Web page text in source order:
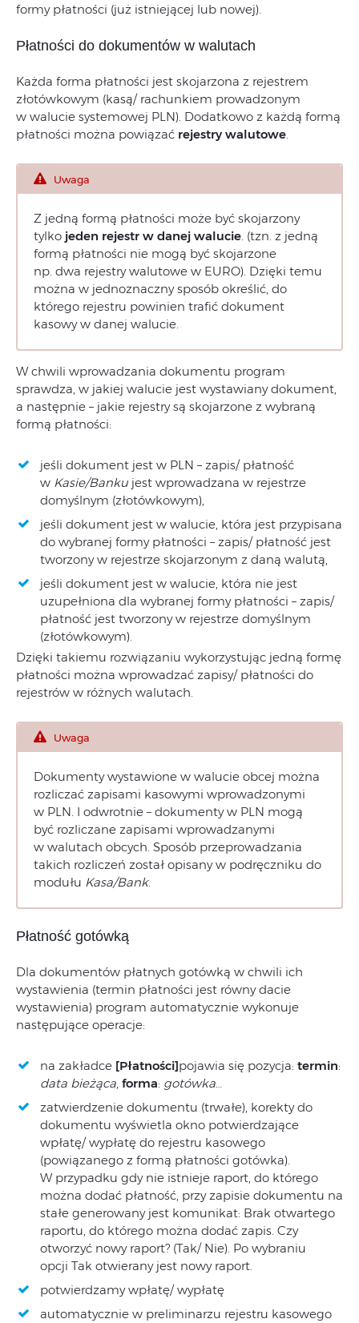
formy płatności (już istniejącej lub nowej).
Płatności do dokumentów w walutach
Każda forma płatności jest skojarzona z rejestrem
złotówkowym (kasą/ rachunkiem prowadzonym
w walucie systemowej PLN). Dodatkowo z każdą formą
płatności można powiązać rejestry walutowe
Uwaga
Z jedną formą płatności może być skojarzony
tylko jeden rejestr w danej walucie . (tzn. z jedną
formą płatności nie mogą być skojarzone
np. dwa rejestry walutowe w EURO). Dzięki temu
można w jednoznaczny sposób określić, do
którego rejestru powinien trafić dokument
kasowy w danej walucie.
W chwili wprowadzania dokumentu program
sprawdza, w jakiej walucie jest wystawiany dokument,
a następnie – jakie rejestry są skojarzone z wybraną
formą płatności:
jeśli dokument jest w PLN – zapis/ płatność
w Kasie/Banku jest wprowadzana w rejestrze
domyślnym (złotówkowym),
jeśli dokument jest w walucie, która jest przypisana
do wybranej formy płatności – zapis/ płatność jest
tworzony w rejestrze skojarzonym z daną walutą,
jeśli dokument jest w walucie, która nie jest
uzupełniona dla wybranej formy płatności – zapis/
płatność jest tworzony w rejestrze domyślnym
(złotówkowym).
Dzięki takiemu rozwiązaniu wykorzystując jedną formę
płatności można wprowadzać zapisy/ płatności do
rejestrów w różnych walutach.
Uwaga
Dokumenty wystawione w walucie obcej można
rozliczać zapisami kasowymi wprowadzonymi
w PLN. I odwrotnie – dokumenty w PLN mogą
być rozliczane zapisami wprowadzanymi
w walutach obcych. Sposób przeprowadzania
takich rozliczeń został opisany w podręczniku do
modułu Kasa/Bank.
Płatność gotówką
Dla dokumentów płatnych gotówką w chwili ich
wystawienia (termin płatności jest równy dacie
wystawienia) program automatycznie wykonuje
następujące operacje:
na zakładce [Płatności]pojawia się pozycja: termin:
data bieżąca forma: gotówka
zatwierdzenie dokumentu (trwałe), korekty do
dokumentu wyświetla okno potwierdzające
wpłatę/ wypłatę do rejestru kasowego
(powiązanego z formą płatności gotówka).
W przypadku gdy nie istnieje raport, do którego
można dodać płatność, przy zapisie dokumentu na
stałe generowany jest komunikat: Brak otwartego
raportu, do którego można dodać zapis. Czy
otworzyć nowy raport? (Tak/ Nie). Po wybraniu
opcji Tak otwierany jest nowy raport.
potwierdzamy wpłatę/ wypłatę
automatycznie w preliminarzu rejestru kasowego